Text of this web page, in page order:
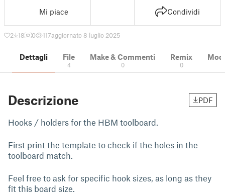
Mi piace Condividi
2 18 0 117aggiornato 8 luglio 2025
Dettagli File
4
Make & Commenti
0
Remix
0
Descrizione PDF
Hooks / holders for the HBM toolboard.
First print the template to check if the holes in the
toolboard match.
Feel free to ask for specific hook sizes, as long as they
fit this board size.